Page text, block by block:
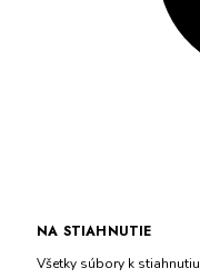
NA STIAHNUTIE
Všetky súbory k stiahnutiu